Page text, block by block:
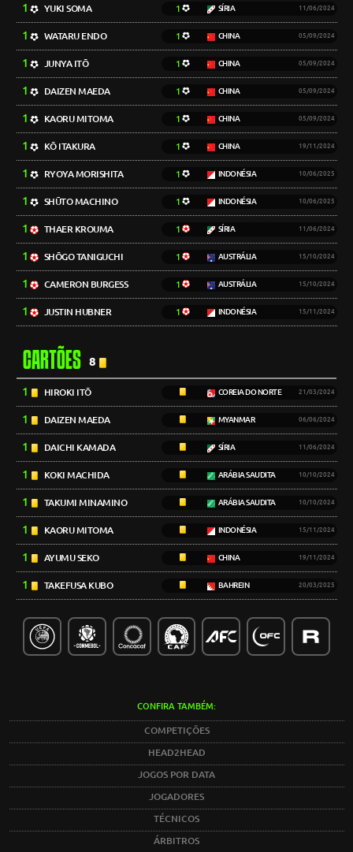
1 YUKI SOMA 1 SÍRIA 11/06/2024
1 WATARU ENDO 1 CHINA 05/09/2024
1 JUNYA ITŌ 1 CHINA 05/09/2024
1 DAIZEN MAEDA 1 CHINA 05/09/2024
1 KAORU MITOMA 1 CHINA 05/09/2024
1 KŌ ITAKURA 1 CHINA 19/11/2024
1 RYOYA MORISHITA 1 INDONÉSIA 10/06/2025
1 SHŪTO MACHINO 1 INDONÉSIA 10/06/2025
1 THAER KROUMA 1 SÍRIA 11/06/2024
1 SHŌGO TANIGUCHI 1 AUSTRÁLIA 15/10/2024
1 CAMERON BURGESS 1 AUSTRÁLIA 15/10/2024
1 JUSTIN HUBNER 1 INDONÉSIA 15/11/2024
CARTÕES 8
1 HIROKI ITŌ COREIA DO NORTE 21/03/2024
1 DAIZEN MAEDA MYANMAR 06/06/2024
1 DAICHI KAMADA SÍRIA 11/06/2024
1 KOKI MACHIDA ARÁBIA SAUDITA 10/10/2024
1 TAKUMI MINAMINO ARÁBIA SAUDITA 10/10/2024
1 KAORU MITOMA INDONÉSIA 15/11/2024
1 AYUMU SEKO CHINA 19/11/2024
1 TAKEFUSA KUBO BAHREIN 20/03/2025
CONFIRA TAMBÉM:
COMPETIÇÕES
HEAD2HEAD
JOGOS POR DATA
JOGADORES
TÉCNICOS
ÁRBITROS